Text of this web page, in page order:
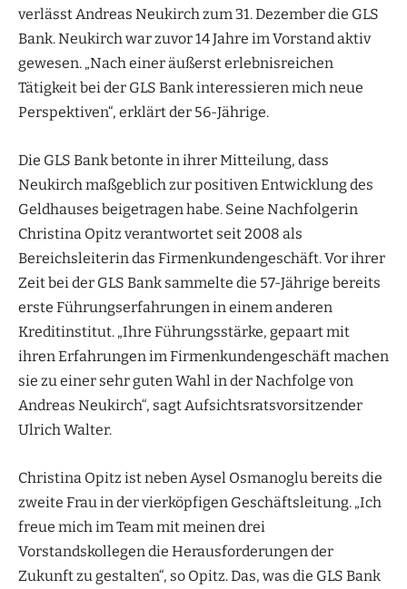
verlässt Andreas Neukirch zum 31. Dezember die GLS
Bank. Neukirch war zuvor 14 Jahre im Vorstand aktiv
gewesen. „Nach einer äußerst erlebnisreichen
Tätigkeit bei der GLS Bank interessieren mich neue
Perspektiven“, erklärt der 56-Jährige.
Die GLS Bank betonte in ihrer Mitteilung, dass
Neukirch maßgeblich zur positiven Entwicklung des
Geldhauses beigetragen habe. Seine Nachfolgerin
Christina Opitz verantwortet seit 2008 als
Bereichsleiterin das Firmenkundengeschäft. Vor ihrer
Zeit bei der GLS Bank sammelte die 57-Jährige bereits
erste Führungserfahrungen in einem anderen
Kreditinstitut. „Ihre Führungsstärke, gepaart mit
ihren Erfahrungen im Firmenkundengeschäft machen
sie zu einer sehr guten Wahl in der Nachfolge von
Andreas Neukirch“, sagt Aufsichtsratsvorsitzender
Ulrich Walter.
Christina Opitz ist neben Aysel Osmanoglu bereits die
zweite Frau in der vierköpfigen Geschäftsleitung. „Ich
freue mich im Team mit meinen drei
Vorstandskollegen die Herausforderungen der
Zukunft zu gestalten“, so Opitz. Das, was die GLS Bank